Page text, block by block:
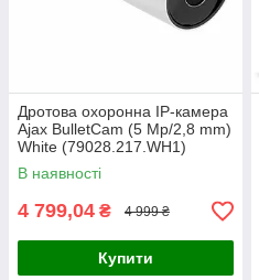
Дротова охоронна IP-камера
Ajax BulletCam (5 Mp/2,8 mm)
White (79028.217.WH1)
В наявності
4 799,04 ₴ 4 999 ₴
Купити